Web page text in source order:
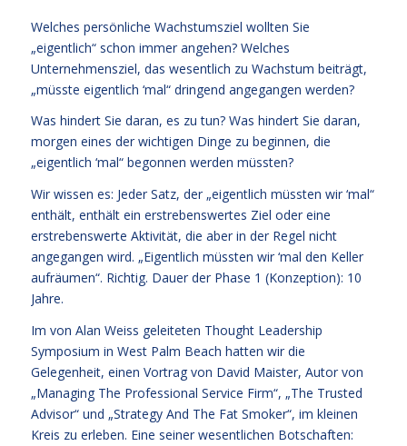
Welches persönliche Wachstumsziel wollten Sie
„eigentlich“ schon immer angehen? Welches
Unternehmensziel, das wesentlich zu Wachstum beiträgt,
„müsste eigentlich ‘mal“ dringend angegangen werden?
Was hindert Sie daran, es zu tun? Was hindert Sie daran,
morgen eines der wichtigen Dinge zu beginnen, die
„eigentlich ‘mal“ begonnen werden müssten?
Wir wissen es: Jeder Satz, der „eigentlich müssten wir ‘mal“
enthält, enthält ein erstrebenswertes Ziel oder eine
erstrebenswerte Aktivität, die aber in der Regel nicht
angegangen wird. „Eigentlich müssten wir ‘mal den Keller
aufräumen“. Richtig. Dauer der Phase 1 (Konzeption): 10
Jahre.
Im von Alan Weiss geleiteten Thought Leadership
Symposium in West Palm Beach hatten wir die
Gelegenheit, einen Vortrag von David Maister, Autor von
„Managing The Professional Service Firm“, „The Trusted
Advisor“ und „Strategy And The Fat Smoker“, im kleinen
Kreis zu erleben. Eine seiner wesentlichen Botschaften: